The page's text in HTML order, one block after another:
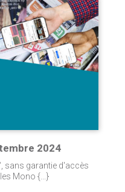
2024
sans garantie d'accès
Mono {...}